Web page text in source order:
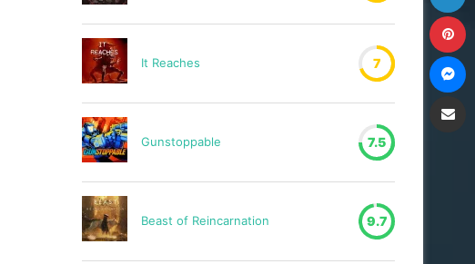
It Reaches 7
Gunstoppable 7.5
Beast of Reincarnation 9.7